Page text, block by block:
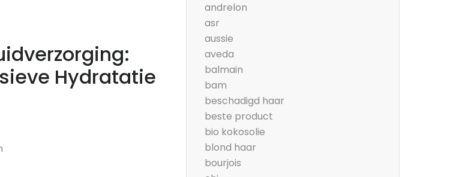
Hydratatie
andrelon
asr
aussie
aveda
balmain
bam
beschadigd haar
beste product
bio kokosolie
blond haar
bourjois